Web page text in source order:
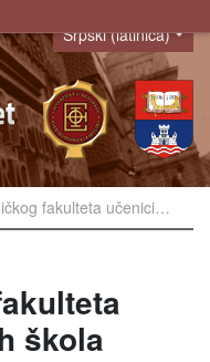
Language
Srpski (latinica)
učenicima srednjih škola
škola